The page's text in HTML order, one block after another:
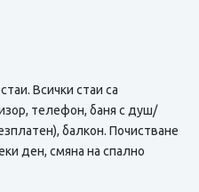
Всички стаи са
телефон, баня с душ/
балкон. Почистване
ден, смяна на спално